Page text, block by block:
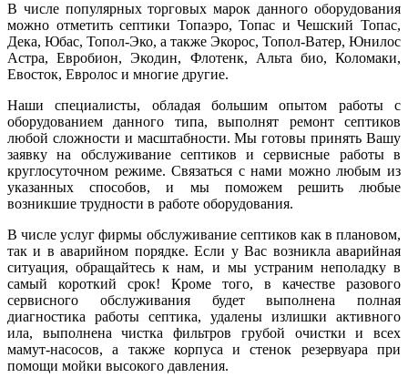
В числе популярных торговых марок данного оборудования
можно отметить септики Топаэро, Топас и Чешский Топас,
Дека, Юбас, Топол-Эко, а также Экорос, Топол-Ватер, Юнилос
Астра, Евробион, Экодин, Флотенк, Альта био, Коломаки,
Евосток, Евролос и многие другие.
Наши специалисты, обладая большим опытом работы с
оборудованием данного типа, выполнят ремонт септиков
любой сложности и масштабности. Мы готовы принять Вашу
заявку на обслуживание септиков и сервисные работы в
круглосуточном режиме. Связаться с нами можно любым из
указанных способов, и мы поможем решить любые
возникшие трудности в работе оборудования.
В числе услуг фирмы обслуживание септиков как в плановом,
так и в аварийном порядке. Если у Вас возникла аварийная
ситуация, обращайтесь к нам, и мы устраним неполадку в
самый короткий срок! Кроме того, в качестве разового
сервисного обслуживания будет выполнена полная
диагностика работы септика, удалены излишки активного
ила, выполнена чистка фильтров грубой очистки и всех
мамут-насосов, а также корпуса и стенок резервуара при
помощи мойки высокого давления.